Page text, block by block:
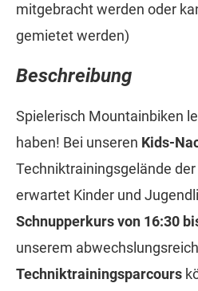
mitgebracht werden oder
gemietet werden)
Beschreibung
Spielerisch Mountainbiken
haben! Bei unseren Kids-
Techniktrainingsgelände der
erwartet Kinder und
Schnupperkurs von 16:30
unserem
Techniktrainingsparcours